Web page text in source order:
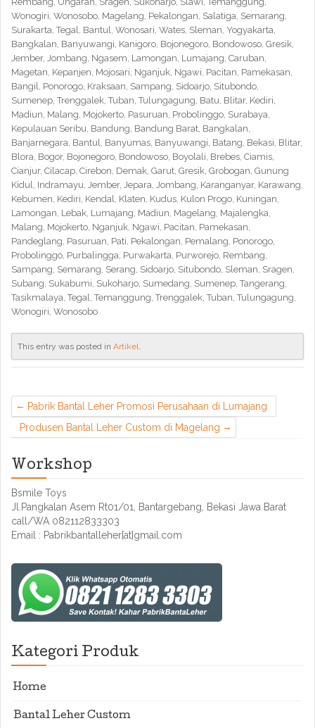
Wonogiri, Wonosobo, Magelang, Pekalongan, Salatiga, Semarang,
Surakarta, Tegal, Bantul, Wonosari, Wates, Sleman, Yogyakarta,
Bangkalan, Banyuwangi, Kanigoro, Bojonegoro, Bondowoso, Gresik,
Jember, Jombang, Ngasem, Lamongan, Lumajang, Caruban,
Magetan, Kepanjen, Mojosari, Nganjuk, Ngawi, Pacitan, Pamekasan,
Bangil, Ponorogo, Kraksaan, Sampang, Sidoarjo, Situbondo,
Sumenep, Trenggalek, Tuban, Tulungagung, Batu, Blitar, Kediri,
Madiun, Malang, Mojokerto, Pasuruan, Probolinggo, Surabaya,
Kepulauan Seribu, Bandung, Bandung Barat, Bangkalan,
Banjarnegara, Bantul, Banyumas, Banyuwangi, Batang, Bekasi, Blitar,
Blora, Bogor, Bojonegoro, Bondowoso, Boyolali, Brebes, Ciamis,
Cianjur, Cilacap, Cirebon, Demak, Garut, Gresik, Grobogan, Gunung
Kidul, Indramayu, Jember, Jepara, Jombang, Karanganyar, Karawang,
Kebumen, Kediri, Kendal, Klaten, Kudus, Kulon Progo, Kuningan,
Lamongan, Lebak, Lumajang, Madiun, Magelang, Majalengka,
Malang, Mojokerto, Nganjuk, Ngawi, Pacitan, Pamekasan,
Pandeglang, Pasuruan, Pati, Pekalongan, Pemalang, Ponorogo,
Probolinggo, Purbalingga, Purwakarta, Purworejo, Rembang,
Sampang, Semarang, Serang, Sidoarjo, Situbondo, Sleman, Sragen,
Subang, Sukabumi, Sukoharjo, Sumedang, Sumenep, Tangerang,
Tasikmalaya, Tegal, Temanggung, Trenggalek, Tuban, Tulungagung,
Wonogiri, Wonosobo
This entry was posted in Artikel.
Pabrik Bantal Leher Promosi Perusahaan di Lumajang
Produsen Bantal Leher Custom di Magelang
Workshop
Bsmile Toys
Jl.Pangkalan Asem Rt01/01, Bantargebang, Bekasi Jawa Barat
call/WA 082112833303
Email : Pabrikbantalleher[at]gmail.com
Kategori Produk
Home
Bantal Leher Custom